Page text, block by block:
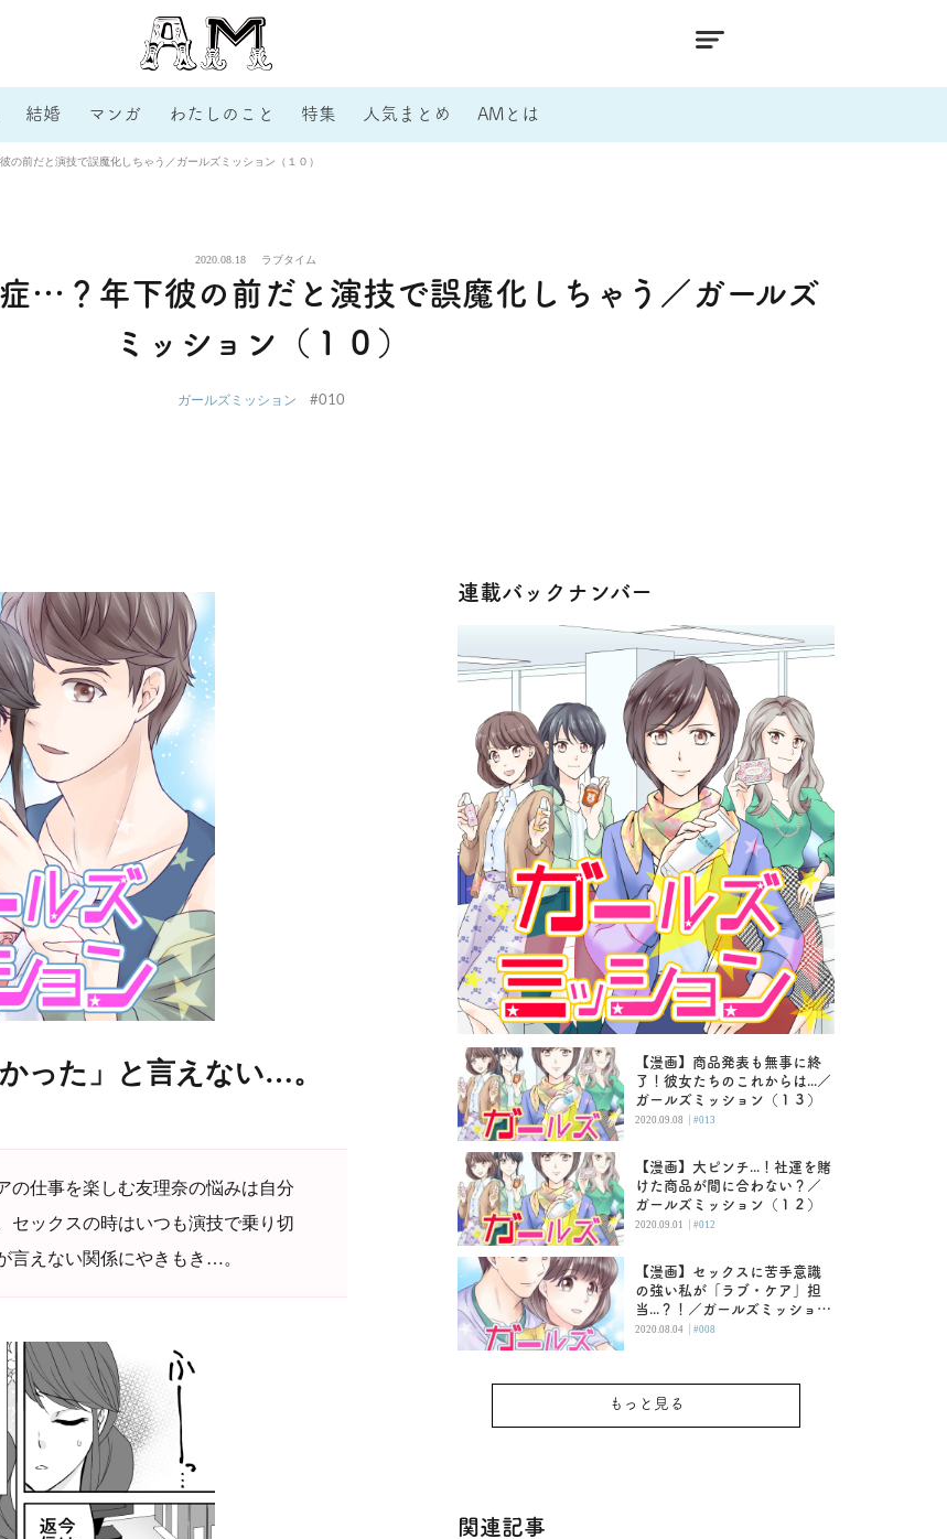
結婚 マンガ わたしのこと 特集 人気まとめ AMとは
の前だと演技で誤魔化しちゃう／ガールズミッション（１０）
2020.08.18 ラブタイム
症…？年下彼の前だと演技で誤魔化しちゃう／ガールズ
ミッション（１０）
ガールズミッション #010
った」と言えない…。
の仕事を楽しむ友理奈の悩みは自分
セックスの時はいつも演技で乗り切
言えない関係にやきもき…。
連載バックナンバー
【漫画】商品発表も無事に終
了！彼女たちのこれからは...／
ガールズミッション（１３）
2020.09.08 | #013
【漫画】大ピンチ...！社運を賭
けた商品が間に合わない？／
ガールズミッション（１２）
2020.09.01 | #012
【漫画】セックスに苦手意識
の強い私が「ラブ・ケア」担
当...？！／ガールズミッション
（８）
2020.08.04 | #008
もっと見る
関連記事